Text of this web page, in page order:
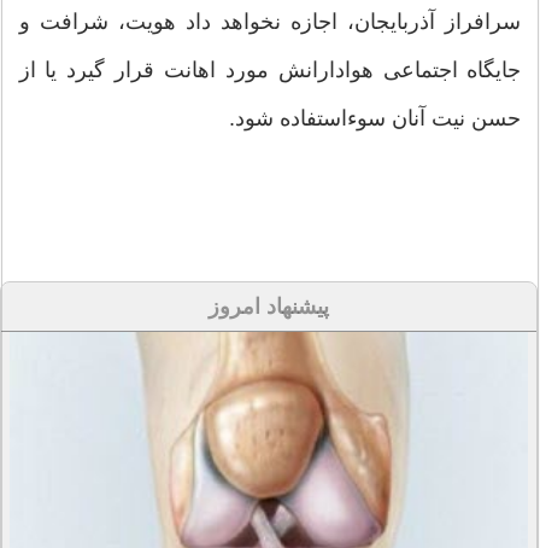
سرافراز آذربایجان، اجازه نخواهد داد هویت، شرافت و
جایگاه اجتماعی هوادارانش مورد اهانت قرار گیرد یا از
حسن نیت آنان سوءاستفاده شود.
پیشنهاد امروز